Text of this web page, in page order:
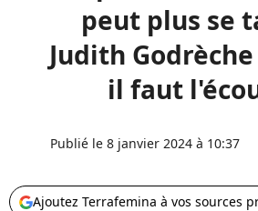
peut plus se
Judith
il faut
Publié le 8 janvier 2024 à 10:37
Ajoutez Terrafemina à vos sources